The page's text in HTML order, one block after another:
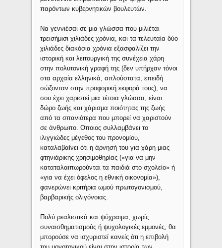
παρόντων κυβερνητικών βουλευτών.
Να γεννιέσαι σε μια γλώσσα που μιλιέται
τρεισήμισι χιλιάδες χρόνια, και τα τελευταία δύο
χιλιάδες διακόσια χρόνια εξασφαλίζει την
ιστορική και λειτουργική της συνέχεια χάρη
στην πολυτονική γραφή της (δεν υπήρχαν τόνοι
στα αρχαία ελληνικά, απλούστατα, επειδή
σώζονταν στην προφορική εκφορά τους), να
σου έχει χαριστεί μια τέτοια γλώσσα, είναι
δώρο ζωής και χάρισμα ποιότητας της ζωής
από τα σπανιότερα που μπορεί να χαριστούν
σε άνθρωπο. Οποιος συλλαμβάνει το
ιλιγγιώδες μέγεθος του προνομίου,
καταλαβαίνει ότι η άρνησή του για χάρη μιας
φτηνιάρικης χρησιμοθηρίας («για να μην
καταταλαιπωρούνται τα παιδιά στο σχολείο» ή
«για να έχει όφελος η εθνική οικονομία»),
φανερώνει κριτήρια ωμού πρωτογονισμού,
βαρβαρικής ολιγόνοιας.
Πολύ ρεαλιστικά και ψύχραιμα, χωρίς
συναισθηματισμούς ή ψυχολογικές εμμονές, θα
μπορούσε να ισχυριστεί κανείς ότι η επιβολή